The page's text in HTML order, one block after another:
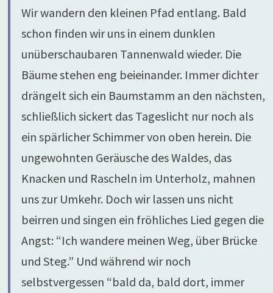
Wir wandern den kleinen Pfad entlang. Bald
schon finden wir uns in einem dunklen
unüberschaubaren Tannenwald wieder. Die
Bäume stehen eng beieinander. Immer dichter
drängelt sich ein Baumstamm an den nächsten,
schließlich sickert das Tageslicht nur noch als
ein spärlicher Schimmer von oben herein. Die
ungewohnten Geräusche des Waldes, das
Knacken und Rascheln im Unterholz, mahnen
uns zur Umkehr. Doch wir lassen uns nicht
beirren und singen ein fröhliches Lied gegen die
Angst: “Ich wandere meinen Weg, über Brücke
und Steg.” Und während wir noch
selbstvergessen “bald da, bald dort, immer